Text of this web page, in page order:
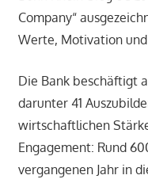
Company“
Werte, Motivation
Die Bank beschäftigt
darunter 41
wirtschaftlichen
Engagement: Rund
vergangenen Jahr in